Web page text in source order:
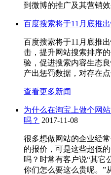
到微博的推广及其营销
百度搜索将于11月底推
百度搜索将于11月底推
击，提升网站搜索排序
验，促进搜索内容生
产出惩罚数据，对存在
查看更多新闻
为什么在淘宝上做个网
吗？ 2017-11-08
很多想做网站的企业经
的报价，可是这些超低
吗？时常有客户说“其它
你们怎么要这么贵呢。”